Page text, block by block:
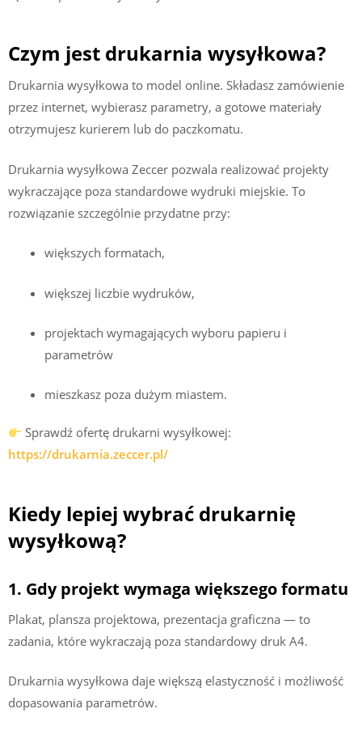
Czym jest drukarnia wysyłkowa?
Drukarnia wysyłkowa to model online. Składasz zamówienie
przez internet, wybierasz parametry, a gotowe materiały
otrzymujesz kurierem lub do paczkomatu.
Drukarnia wysyłkowa Zeccer pozwala realizować projekty
wykraczające poza standardowe wydruki miejskie. To
rozwiązanie szczególnie przydatne przy:
większych formatach,
większej liczbie wydruków,
projektach wymagających wyboru papieru i
parametrów
mieszkasz poza dużym miastem.
Sprawdź ofertę drukarni wysyłkowej:
https://drukarnia.zeccer.pl/
Kiedy lepiej wybrać drukarnię
wysyłkową?
1. Gdy projekt wymaga większego formatu
Plakat, plansza projektowa, prezentacja graficzna — to
zadania, które wykraczają poza standardowy druk A4.
Drukarnia wysyłkowa daje większą elastyczność i możliwość
dopasowania parametrów.